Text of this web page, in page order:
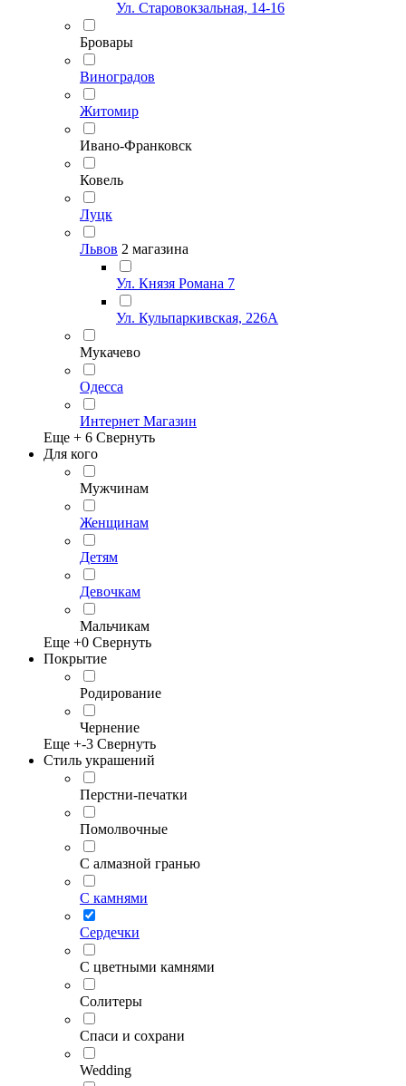
Ул. Старовокзальная, 14-16
Бровары
Виноградов
Житомир
Ивано-Франковск
Ковель
Луцк
Львов 2 магазина
Ул. Князя Романа 7
Ул. Кульпаркивская, 226А
Мукачево
Одесса
Интернет Магазин
Еще + 6 Свернуть
Для кого
Мужчинам
Женщинам
Детям
Девочкам
Мальчикам
Еще +0 Свернуть
Покрытие
Родирование
Чернение
Еще +-3 Свернуть
Стиль украшений
Перстни-печатки
Помолвочные
С алмазной гранью
С камнями
Сердечки
С цветными камнями
Солитеры
Спаси и сохрани
Wedding